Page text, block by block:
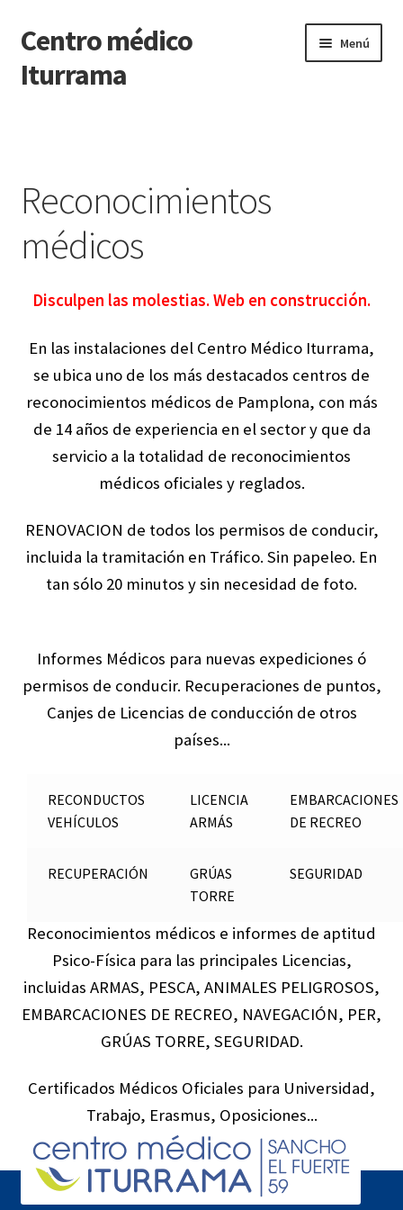
Ir
a
la
Ir
al
contenido
Centro médico
Iturrama
Menú
Renovación Carnet Conducir
Psicología
Depilación láser diodo
Cuidado capilar
Contactar
Test genéticos
Reconocimientos
médicos
Disculpen las molestias. Web en construcción.
En las instalaciones del Centro Médico Iturrama,
se ubica uno de los más destacados centros de
reconocimientos médicos de Pamplona, con más
de 14 años de experiencia en el sector y que da
servicio a la totalidad de reconocimientos
médicos oficiales y reglados.
RENOVACION de todos los permisos de conducir,
incluida la tramitación en Tráfico. Sin papeleo. En
tan sólo 20 minutos y sin necesidad de foto.
Informes Médicos para nuevas expediciones ó
permisos de conducir. Recuperaciones de puntos,
Canjes de Licencias de conducción de otros
países...
RECONDUCTOS
VEHÍCULOS
LICENCIA
ARMÁS
EMBARCACIONES
DE RECREO
RECUPERACIÓN
GRÚAS
TORRE
SEGURIDAD
Reconocimientos médicos e informes de aptitud
Psico-Física para las principales Licencias,
incluidas ARMAS, PESCA, ANIMALES PELIGROSOS,
EMBARCACIONES DE RECREO, NAVEGACIÓN, PER,
GRÚAS TORRE, SEGURIDAD.
Certificados Médicos Oficiales para Universidad,
Trabajo, Erasmus, Oposiciones...